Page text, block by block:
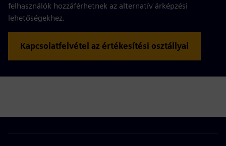
felhasználók hozzáférhetnek az alternatív árképzési
lehetőségekhez.
Kapcsolatfelvétel az értékesítési osztállyal